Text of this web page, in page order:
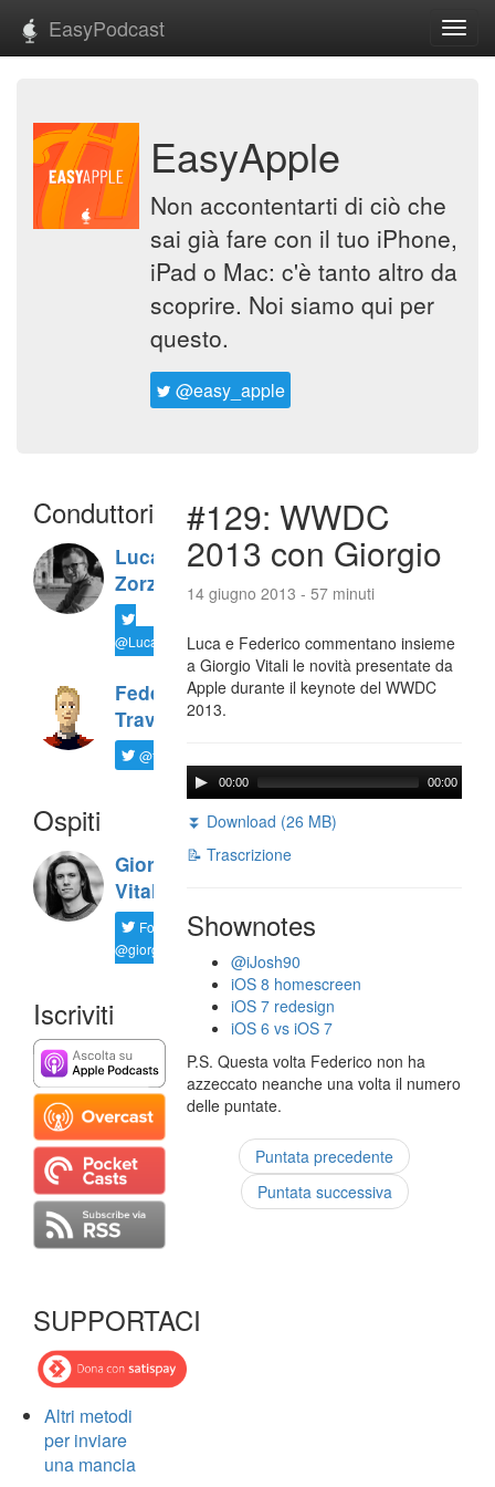
EasyPodcast
EasyApple
Non accontentarti di ciò che
sai già fare con il tuo iPhone,
iPad o Mac: c'è tanto altro da
scoprire. Noi siamo qui per
questo.
@easy_apple
Conduttori
Luca
Zorzi
@LucaTNT
Federico
Travaini
@ftrava
Ospiti
Giorgio
Vitali
Follow
@giorgio__vit
Iscriviti
SUPPORTACI
Altri metodi
per inviare
una mancia
#129: WWDC
2013 con Giorgio
14 giugno 2013 - 57 minuti
Luca e Federico commentano insieme
a Giorgio Vitali le novità presentate da
Apple durante il keynote del WWDC
2013.
00:00 00:00
⏬ Download (26 MB)
📝 Trascrizione
Shownotes
@iJosh90
iOS 8 homescreen
iOS 7 redesign
iOS 6 vs iOS 7
P.S. Questa volta Federico non ha
azzeccato neanche una volta il numero
delle puntate.
Puntata precedente
Puntata successiva